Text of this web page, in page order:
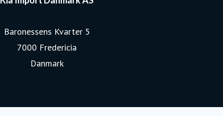
Baronessens Kvarter 5
7000 Fredericia
Danmark